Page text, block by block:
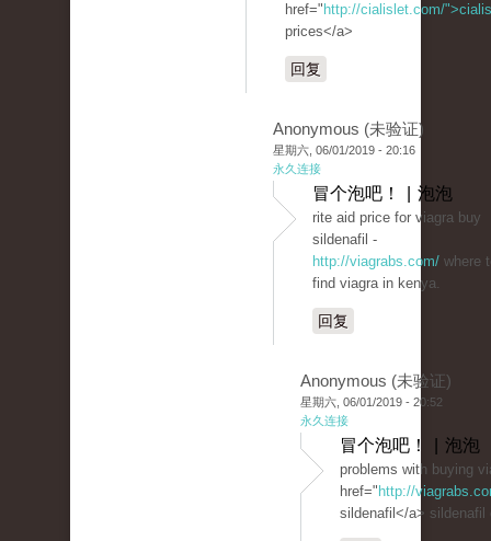
href=" http://cialislet.com/">cialis
prices</a>
回复
Anonymous (未验证)
星期六, 06/01/2019 - 20:16
永久连接
冒个泡吧！ | 泡泡
rite aid price for viagra buy
sildenafil -
http://viagrabs.com/ where
find viagra in kenya.
回复
Anonymous (未验证)
星期六, 06/01/2019 - 20:52
永久连接
冒个泡吧！ | 泡泡
problems with buying
href=" http://
sildenafil</a> sildenafil